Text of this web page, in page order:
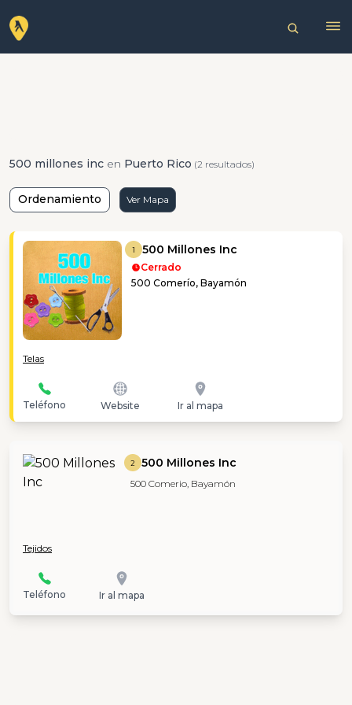
500 millones inc en Puerto Rico (2 resultados)
Ordenamiento Ver Mapa
1 500 Millones Inc
Cerrado
500 Comerío, Bayamón
Telas
Teléfono Website Ir al mapa
2 500 Millones Inc
500 Comerio, Bayamón
Tejidos
Teléfono Ir al mapa